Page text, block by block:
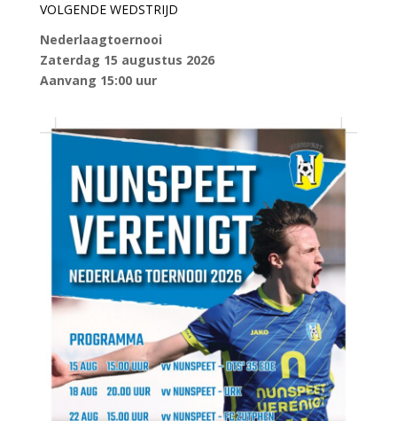
VOLGENDE WEDSTRIJD
Nederlaagtoernooi
Zaterdag 15 augustus 2026
Aanvang 15:00 uur